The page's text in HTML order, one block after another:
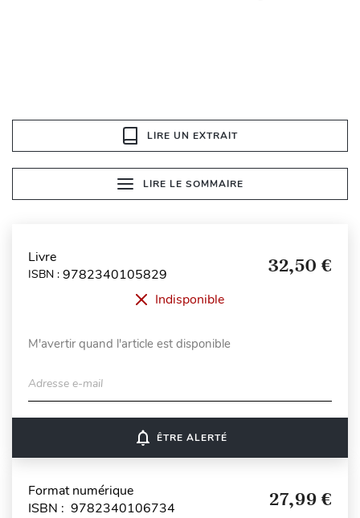
LIRE UN EXTRAIT
LIRE LE SOMMAIRE
Livre
ISBN : 9782340105829 32,50 €
Indisponible
M'avertir quand l'article est disponible
Adresse e-mail
notifications_none ÊTRE ALERTÉ
Format numérique
ISBN : 9782340106734
27,99 €